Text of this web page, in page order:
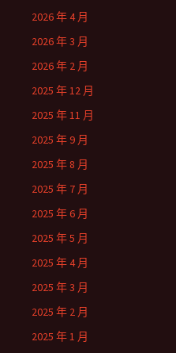
2026 年 4 月
2026 年 3 月
2026 年 2 月
2025 年 12 月
2025 年 11 月
2025 年 9 月
2025 年 8 月
2025 年 7 月
2025 年 6 月
2025 年 5 月
2025 年 4 月
2025 年 3 月
2025 年 2 月
2025 年 1 月